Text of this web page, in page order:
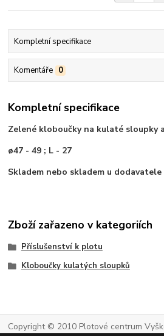
Kompletní specifikace
Komentáře 0
Kompletní specifikace
Zelené kloboučky na kulaté sloupky
ø47 - 49 ; L - 27
Skladem nebo skladem u dodavatele
Zboží zařazeno v kategoriích
Příslušenství k plotu
Kloboučky kulatých sloupků
Copyright © 2010 Plotové centrum